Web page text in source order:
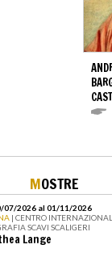
MOSTRE
07/2026 al 01/11/2026
| CENTRO
SCAVI SCALIGERI
Lange